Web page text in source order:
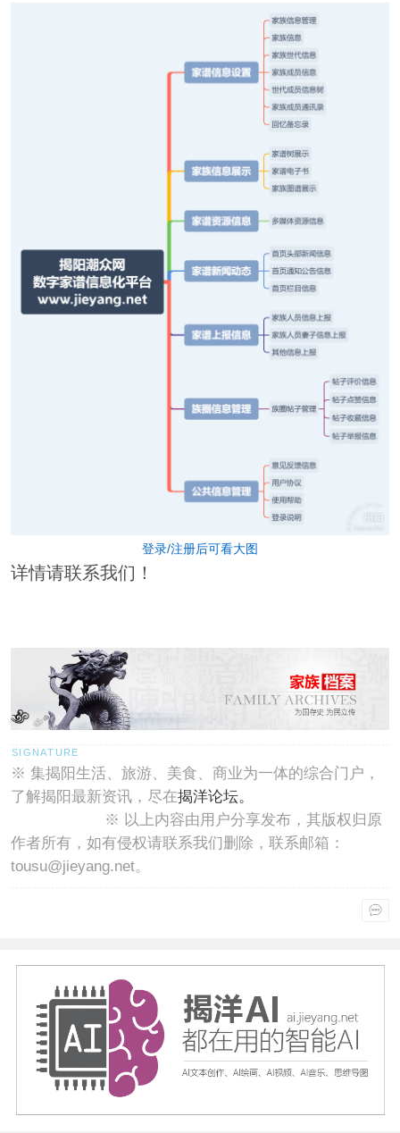
登录/注册后可看大图
详情请联系我们！
※ 集揭阳生活、旅游、美食、商业为一体的综合门户，
了解揭阳最新资讯，尽在揭洋论坛。
※ 以上内容由用户分享发布，其版权归原
作者所有，如有侵权请联系我们删除，联系邮箱：
tousu@jieyang.net。